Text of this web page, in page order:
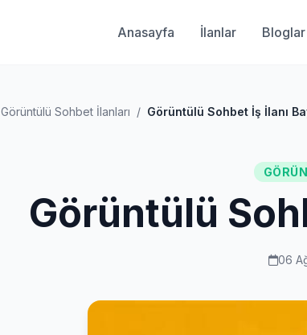
Anasayfa İlanlar Bloglar
Görüntülü Sohbet İlanları / Görüntülü Sohbet İş İlanı
Görüntülü
06